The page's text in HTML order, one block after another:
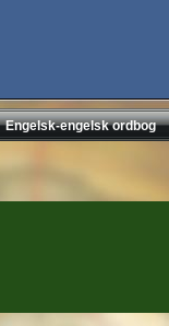
Engelsk-engelsk ordbog